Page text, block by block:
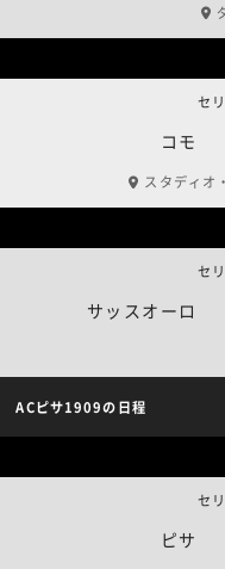
コモ
セ
スタディオ
サッスオーロ
セ
ACピサ1909の日程
ピサ
セ